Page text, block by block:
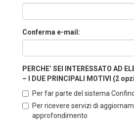
Conferma e-mail:
PERCHE’ SEI INTERESSATO AD
– I DUE PRINCIPALI MOTIVI (2
Per far parte del sistema
Per ricevere servizi di
approfondimento